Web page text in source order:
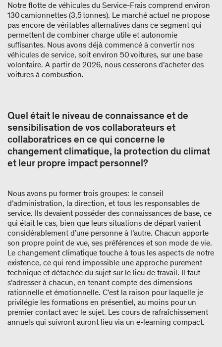
Notre flotte de véhicules du Service-Frais comprend environ
130 camionnettes (3,5 tonnes). Le marché actuel ne propose
pas encore de véritables alternatives dans ce segment qui
permettent de combiner charge utile et autonomie
suffisantes. Nous avons déjà commencé à convertir nos
véhicules de service, soit environ 50 voitures, sur une base
volontaire. A partir de 2026, nous cesserons d’acheter des
voitures à combustion.
Quel était le niveau de connaissance et de
sensibilisation de vos collaborateurs et
collaboratrices en ce qui concerne le
changement climatique, la protection du climat
et leur propre impact personnel?
Nous avons pu former trois groupes: le conseil
d’administration, la direction, et tous les responsables de
service. Ils devaient posséder des connaissances de base, ce
qui était le cas, bien que leurs situations de départ varient
considérablement d’une personne à l’autre. Chacun apporte
son propre point de vue, ses préférences et son mode de vie.
Le changement climatique touche à tous les aspects de notre
existence, ce qui rend impossible une approche purement
technique et détachée du sujet sur le lieu de travail. Il faut
s’adresser à chacun, en tenant compte des dimensions
rationnelle et émotionnelle. C’est la raison pour laquelle je
privilégie les formations en présentiel, au moins pour un
premier contact avec le sujet. Les cours de rafraîchissement
annuels qui suivront auront lieu via un e-learning compact.